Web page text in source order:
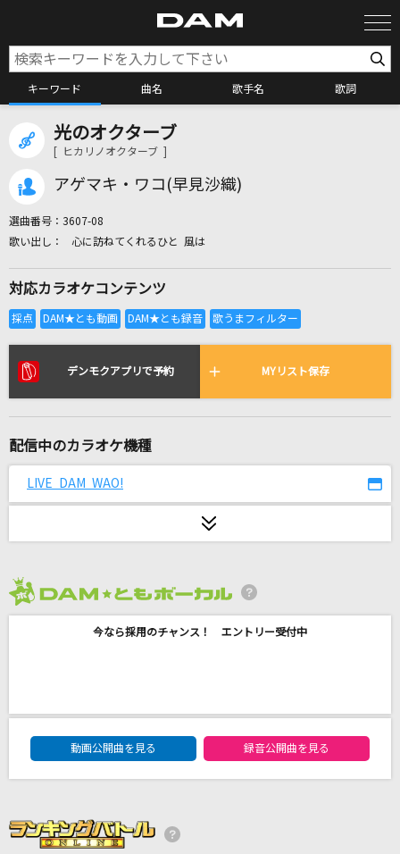
キーワード 曲名 歌手名 歌詞
カラオケ検索
カラオケ店舗検索
全国りれき
リアルタイムで歌われている曲の一覧
ハナミズキ
[生音]レイン
1640mP(164×40mP) feat.初音ミク
あの子コンプレックス
米津玄師
光のオクターブ
[ ヒカリノオクターブ ]
アゲマキ・ワコ(早見沙織)
選曲番号： 3607-08
心に訪ねてくれるひと 風は
対応カラオケコンテンツ
デンモクアプリで予約 MYリスト保存
配信中のカラオケ機種
LIVE DAM WAO!
今なら採用のチャンス！ エントリー受付中
DAM★ともボーカルエントリーランキング
動画公開曲を見る
録音公開曲を見る